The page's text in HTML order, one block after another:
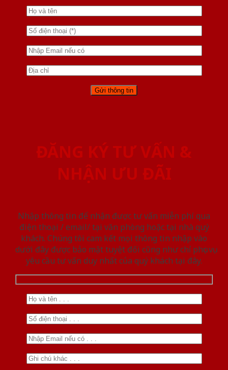
ĐĂNG KÝ TƯ VẤN &
NHẬN ƯU ĐÃI
Nhập thông tin để nhận được tư vấn miễn phí qua
điện thoại / email/ tại văn phòng hoặc tại nhà quý
khách. Chúng tôi cam kết mọi thông tin nhập vào
dưới đây được bảo mật tuyệt đối cũng như chỉ phục vụ
yêu cầu tư vấn duy nhất của quý khách tại đây.